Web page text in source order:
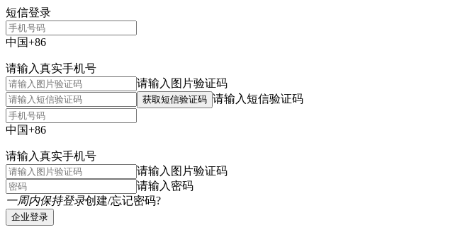
短信登录
中国+86
请输入真实手机号
请输入图片验证码
获取短信验证码 请输入短信验证码
中国+86
请输入真实手机号
请输入图片验证码
请输入密码
一周内保持登录创建/忘记密码?
企业登录